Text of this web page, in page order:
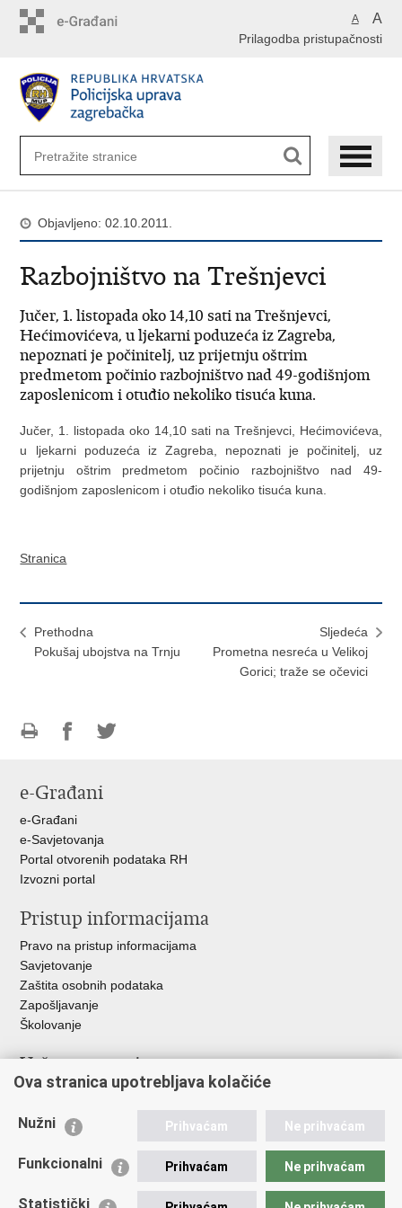
A A
Prilagodba pristupačnosti
Objavljeno: 02.10.2011.
Razbojništvo na Trešnjevci
Jučer, 1. listopada oko 14,10 sati na Trešnjevci,
Hećimovićeva, u ljekarni poduzeća iz Zagreba,
nepoznati je počinitelj, uz prijetnju oštrim
predmetom počinio razbojništvo nad 49-godišnjom
zaposlenicom i otuđio nekoliko tisuća kuna.
Jučer, 1. listopada oko 14,10 sati na Trešnjevci, Hećimovićeva,
u ljekarni poduzeća iz Zagreba, nepoznati je počinitelj, uz
prijetnju oštrim predmetom počinio razbojništvo nad 49-
godišnjom zaposlenicom i otuđio nekoliko tisuća kuna.
Stranica
Prethodna
Pokušaj ubojstva na Trnju
Sljedeća
Prometna nesreća u Velikoj
Gorici; traže se očevici
FacebookuTwitteru
e-Građani
e-Građani
e-Savjetovanja
Portal otvorenih podataka RH
Izvozni portal
Pristup informacijama
Pravo na pristup informacijama
Savjetovanje
Zaštita osobnih podataka
Zapošljavanje
Školovanje
Važne poveznice
Ministarstvo unutarnjih poslova
Udruge
Policijska akademija
Ova stranica upotrebljava kolačiće
Nužni Prihvaćam Ne prihvaćam
Funkcionalni Prihvaćam Ne prihvaćam
Statistički